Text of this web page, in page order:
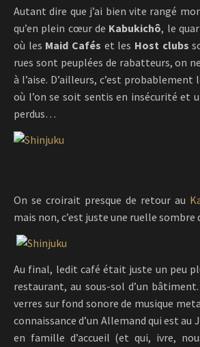
Autant dire que j’ai bien vite rangé
qu’en plein cœur de Kabukichô, le
où les Maid Cafés et les Host clubs
rues sont peuplées de rabatteurs, on
à l’aise. D’ailleurs, c’est probablement
où l’on se soit sentis en insécurité et
perdus…
On se croirait presque de retour au
mais non, c’est juste une ruelle sombre
Au final, ledit café était juste un peu
restaurant, au sous-sol d’un
verres sur fond sonore de musique
connaissance d’un Allemand qui est au
en famille d’accueil (et qui, ivre,